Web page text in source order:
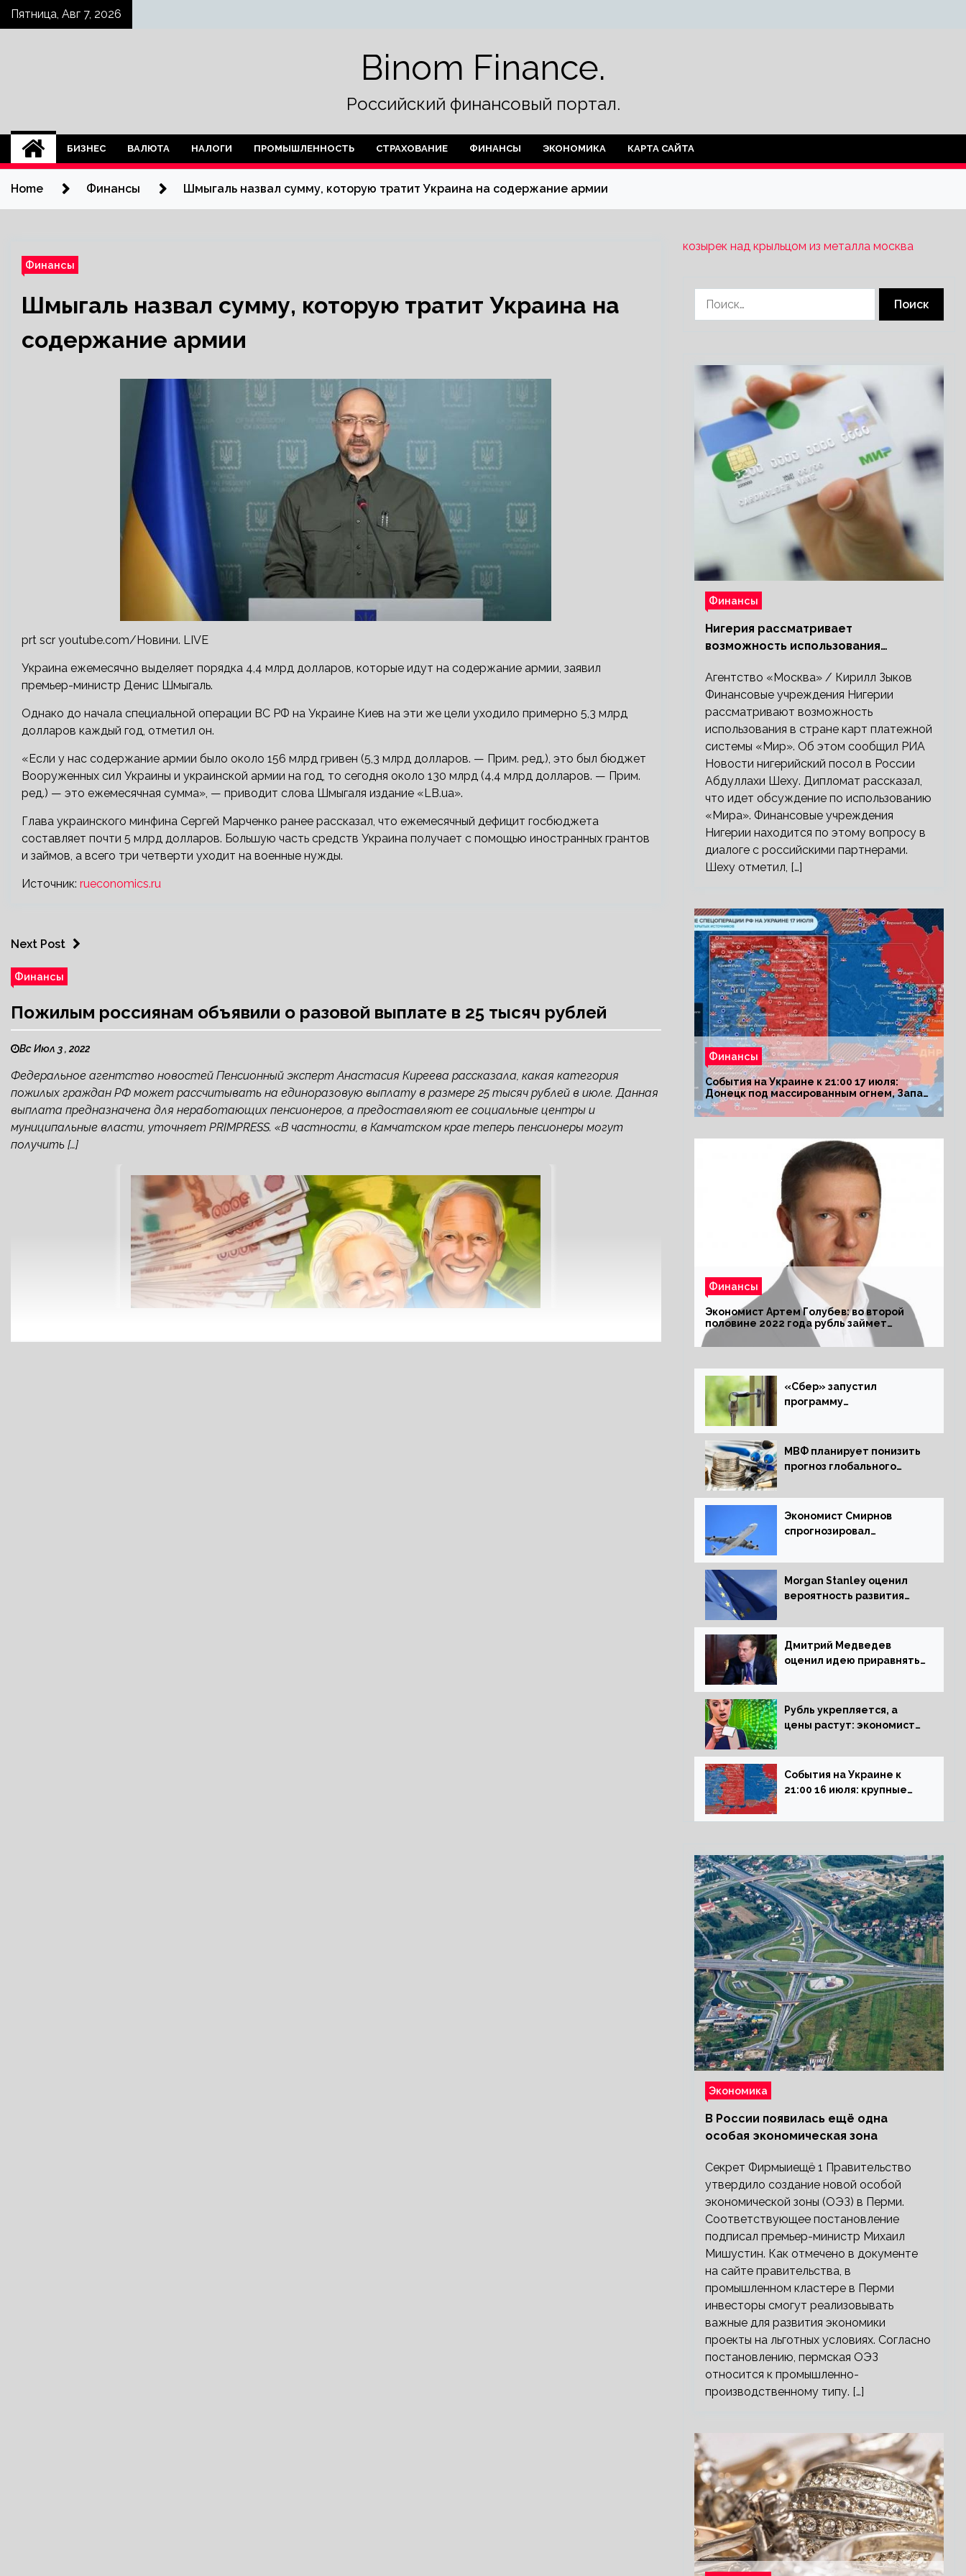
SkipПятница, Авг 7, 2026
Binom Finance.
Российский финансовый портал.
БИЗНЕС ВАЛЮТА НАЛОГИ ПРОМЫШЛЕННОСТЬ СТРАХОВАНИЕ ФИНАНСЫ ЭКОНОМИКА КАРТА САЙТА
Home Финансы Шмыгаль назвал сумму, которую тратит Украина на содержание армии
Финансы
Шмыгаль назвал сумму, которую тратит Украина на
содержание армии
prt scr youtube.com/Новини. LIVE
Украина ежемесячно выделяет порядка 4,4 млрд долларов, которые идут на содержание армии, заявил
премьер-министр Денис Шмыгаль.
Однако до начала специальной операции ВС РФ на Украине Киев на эти же цели уходило примерно 5,3 млрд
долларов каждый год, отметил он.
«Если у нас содержание армии было около 156 млрд гривен (5,3 млрд долларов. — Прим. ред.), это был бюджет
Вооруженных сил Украины и украинской армии на год, то сегодня около 130 млрд (4,4 млрд долларов. — Прим.
ред.) — это ежемесячная сумма», — приводит слова Шмыгаля издание «LB.ua».
Глава украинского минфина Сергей Марченко ранее рассказал, что ежемесячный дефицит госбюджета
составляет почти 5 млрд долларов. Большую часть средств Украина получает с помощью иностранных грантов
и займов, а всего три четверти уходит на военные нужды.
Источник: rueconomics.ru
Next Post
Финансы
Пожилым россиянам объявили о разовой выплате в 25 тысяч рублей
Вс Июл 3 , 2022
Федеральное агентство новостей Пенсионный эксперт Анастасия Киреева рассказала, какая категория
пожилых граждан РФ может рассчитывать на единоразовую выплату в размере 25 тысяч рублей в июле. Данная
выплата предназначена для неработающих пенсионеров, а предоставляют ее социальные центры и
муниципальные власти, уточняет PRIMPRESS. «В частности, в Камчатском крае теперь пенсионеры могут
получить […]
козырек над крыльцом из металла москва
Финансы
Нигерия рассматривает
возможность использования
Агентство «Москва» / Кирилл Зыков
Финансовые учреждения Нигерии
рассматривают возможность
использования в стране карт платежной
системы «Мир». Об этом сообщил РИА
Новости нигерийский посол в России
Абдуллахи Шеху. Дипломат рассказал,
что идет обсуждение по использованию
«Мира». Финансовые учреждения
Нигерии находится по этому вопросу в
диалоге с российскими партнерами.
Шеху отметил, […]
Финансы
События на Украине к 21:00 17 июля:
Донецк под массированным огнем, Запад
поставил Киеву ультиматум
Финансы
Экономист Артем Голубев: во второй
половине 2022 года рубль займет
комфортный курс
«Сбер» запустил
программу
ипотечных займов
МВФ планирует понизить
прогноз глобального
следующем отчете
Экономист Смирнов
спрогнозировал
авиабилетов в России
Morgan Stanley оценил
вероятность развития
Дмитрий Медведев
оценил идею приравнять
блокадникам
Рубль укрепляется, а
цены растут: экономист
падающего доллара на
рынок РФ
События на Украине к
21:00 16 июля: крупные
Северском, Киев
Экономика
В России появилась ещё одна
особая экономическая зона
Секрет Фирмыиещё 1 Правительство
утвердило создание новой особой
экономической зоны (ОЭЗ) в Перми.
Соответствующее постановление
подписал премьер-министр Михаил
Мишустин. Как отмечено в документе
на сайте правительства, в
промышленном кластере в Перми
инвесторы смогут реализовывать
важные для развития экономики
проекты на льготных условиях. Согласно
постановлению, пермская ОЭЗ
относится к промышленно-
производственному типу. […]